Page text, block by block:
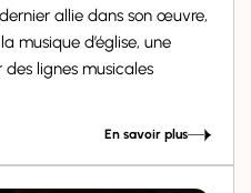
allie dans son œuvre,
musique d’église, une
lignes musicales
En savoir plus